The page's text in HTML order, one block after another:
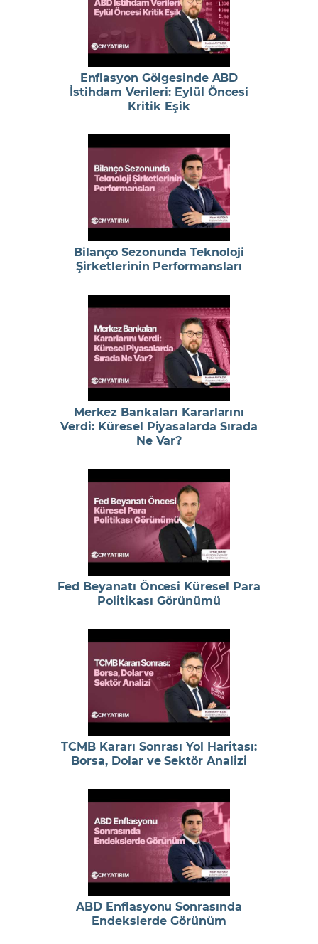
Enflasyon Gölgesinde ABD
İstihdam Verileri: Eylül Öncesi
Kritik Eşik
Bilanço Sezonunda Teknoloji
Şirketlerinin Performansları
Merkez Bankaları Kararlarını
Verdi: Küresel Piyasalarda Sırada
Ne Var?
Fed Beyanatı Öncesi Küresel Para
Politikası Görünümü
TCMB Kararı Sonrası Yol Haritası:
Borsa, Dolar ve Sektör Analizi
ABD Enflasyonu Sonrasında
Endekslerde Görünüm